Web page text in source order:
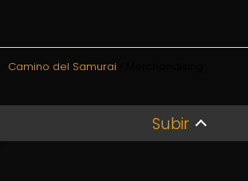
Camino del Samurai
Subir